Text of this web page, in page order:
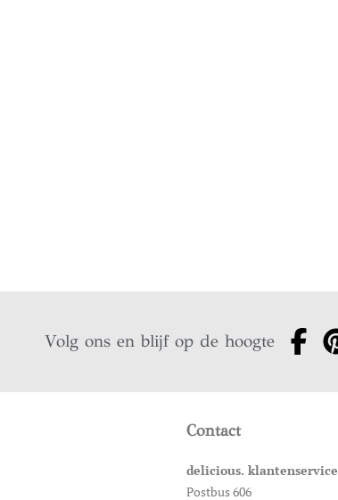
Volg ons en blijf op de hoogte
Contact
delicious. klantenservice
Postbus 606